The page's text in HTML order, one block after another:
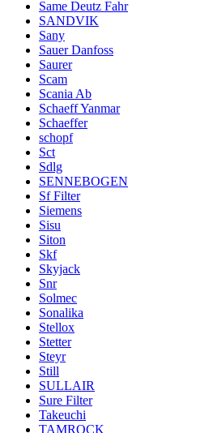
Same Deutz Fahr
SANDVIK
Sany
Sauer Danfoss
Saurer
Scam
Scania Ab
Schaeff Yanmar
Schaeffer
schopf
Sct
Sdlg
SENNEBOGEN
Sf Filter
Siemens
Sisu
Siton
Skf
Skyjack
Snr
Solmec
Sonalika
Stellox
Stetter
Steyr
Still
SULLAIR
Sure Filter
Takeuchi
TAMROCK